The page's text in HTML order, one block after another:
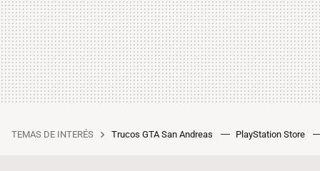
TEMAS DE INTERÉS Trucos GTA San Andreas PlayStation Store